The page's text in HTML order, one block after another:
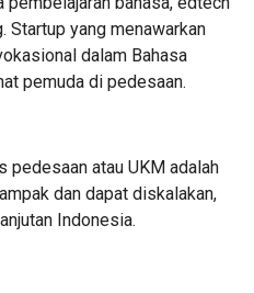
Startup yang menawarkan
dalam Bahasa
pemuda di pedesaan.
pedesaan atau UKM adalah
dan dapat diskalakan,
Indonesia.